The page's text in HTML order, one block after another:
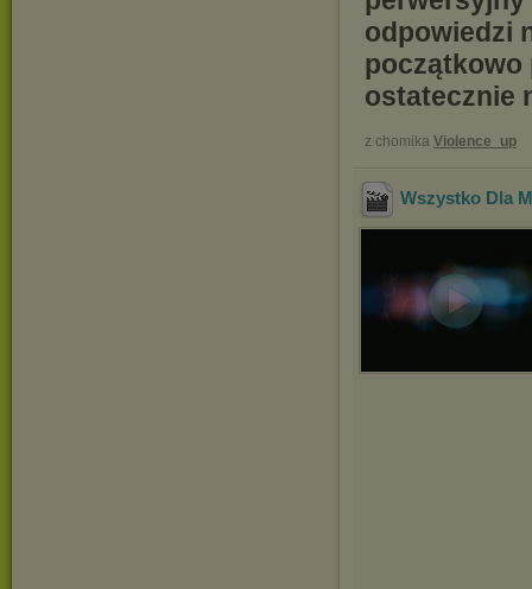
odpowiedzi
początkowo
ostatecznie
z chomika Violence_up
Wszystko Dla